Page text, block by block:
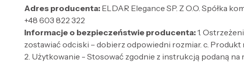
Adres producenta: ELDAR Elegance SP. Z O.O. Spółka
+48 603 822 322
Informacje o bezpieczeństwie producenta:1.
zostawiać odciski – dobierz odpowiedni rozmiar. c. Produkt
2. Użytkowanie - Stosować zgodnie z instrukcją podaną